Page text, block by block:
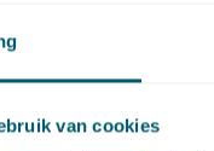
van cookies
Zwenne